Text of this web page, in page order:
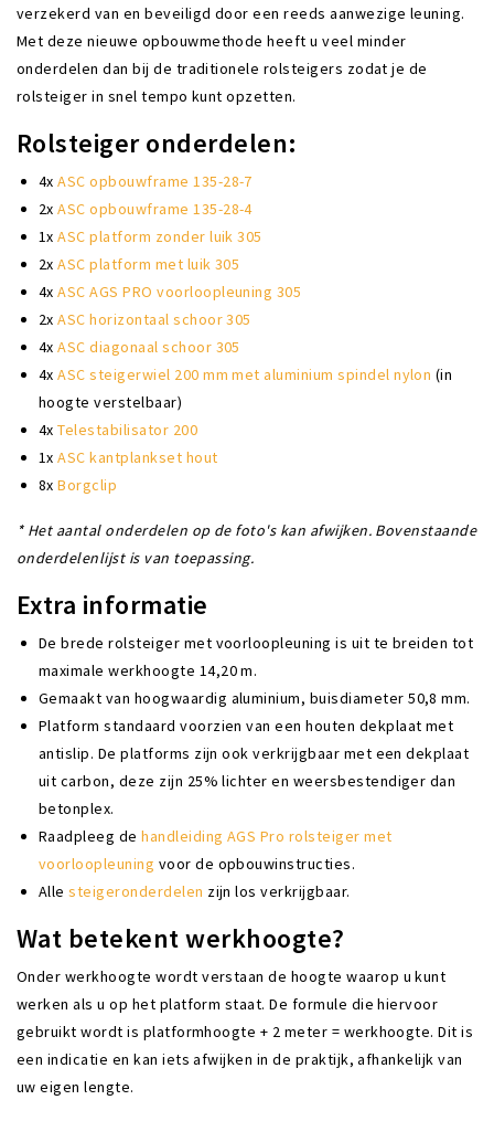
verzekerd van en beveiligd door een reeds aanwezige leuning.
Met deze nieuwe opbouwmethode heeft u veel minder
onderdelen dan bij de traditionele rolsteigers zodat je de
rolsteiger in snel tempo kunt opzetten.
Rolsteiger onderdelen:
4xASC opbouwframe 135-28-7
2xASC opbouwframe 135-28-4
1xASC platform zonder luik 305
2xASC platform met luik 305
4xASC AGS PRO voorloopleuning 305
2xASC horizontaal schoor 305
4xASC diagonaal schoor 305
4xASC steigerwiel 200 mm met aluminium spindel nylon (in
hoogte verstelbaar)
4xTelestabilisator 200
1xASC kantplankset hout
8xBorgclip
* Het aantal onderdelen op de foto's kan afwijken. Bovenstaande
onderdelenlijst is van toepassing.
Extra informatie
De brede rolsteiger met voorloopleuning is uit te breiden tot
maximale werkhoogte 14,20 m.
Gemaakt van hoogwaardig aluminium, buisdiameter 50,8 mm.
Platform standaard voorzien van een houten dekplaat met
antislip. De platforms zijn ook verkrijgbaar met een dekplaat
uit carbon, deze zijn 25% lichter en weersbestendiger dan
betonplex.
Raadpleeg dehandleiding AGS Pro rolsteiger met
voorloopleuning voor de opbouwinstructies.
Allesteigeronderdelen zijn los verkrijgbaar.
Wat betekent werkhoogte?
Onder werkhoogte wordt verstaan de hoogte waarop u kunt
werken als u op het platform staat. De formule die hiervoor
gebruikt wordt is platformhoogte + 2 meter = werkhoogte. Dit is
een indicatie en kan iets afwijken in de praktijk, afhankelijk van
uw eigen lengte.